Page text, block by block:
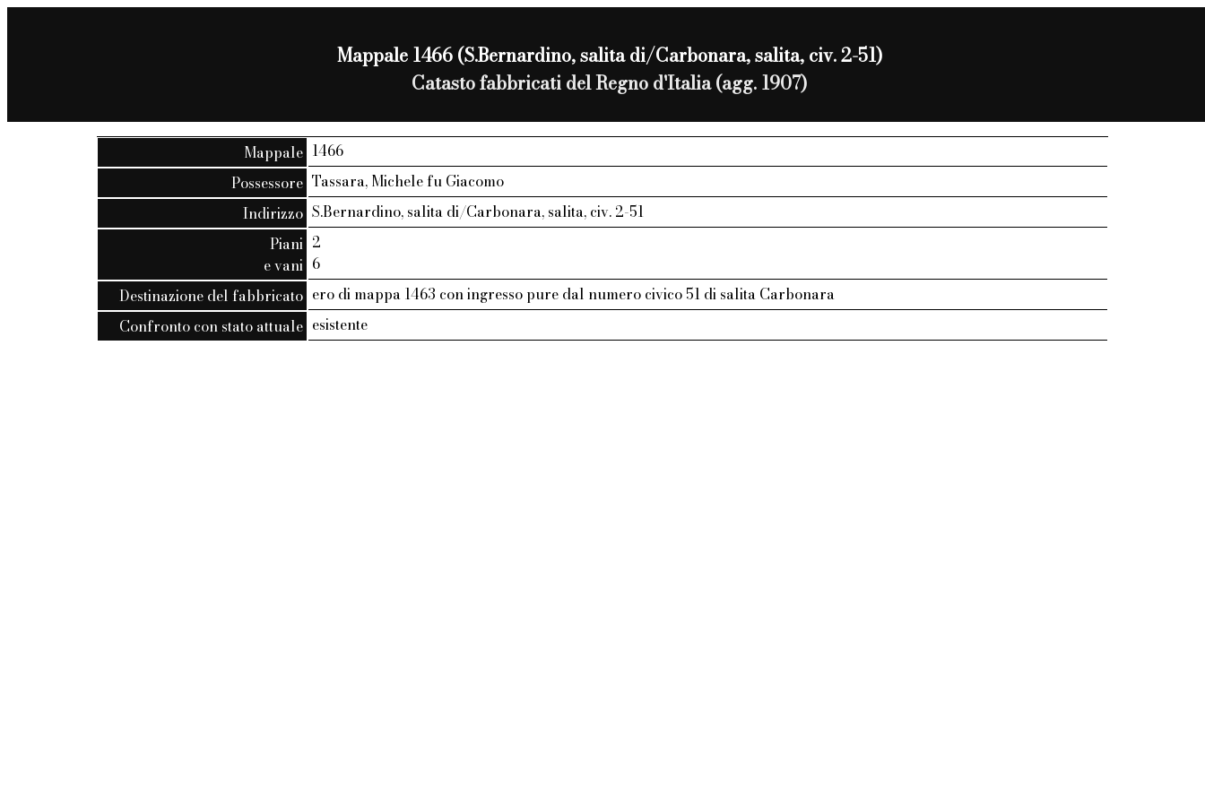
Mappale 1466 (S.Bernardino, salita di/Carbonara, salita, civ. 2-51)
Catasto fabbricati del Regno d'Italia (agg. 1907)
Mappale 1466
Possessore Tassara, Michele fu Giacomo
Indirizzo S.Bernardino, salita di/Carbonara, salita, civ. 2-51
Piani
e vani
2
6
Destinazione del fabbricato ero di mappa 1463 con ingresso pure dal numero civico 51 di salita Carbonara
Confronto con stato attuale esistente